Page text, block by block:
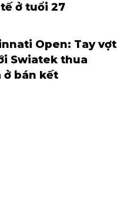
ở tuổi 27
Open: Tay vợt
Swiatek thua
ở bán kết